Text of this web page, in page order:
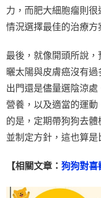
力，而肥大細胞瘤則
情況選擇最佳的治療方
最後，就像開頭所說
曬太陽與皮膚癌沒有
出門還是儘量選陰涼
營養，以及適當的運
的是，定期帶狗狗去
並制定方針，這也算是
【相關文章： 狗狗對喜